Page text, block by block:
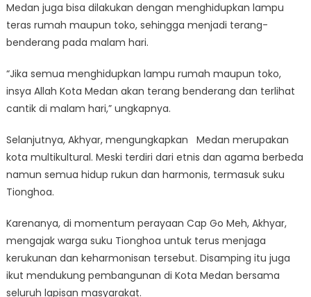
Medan juga bisa dilakukan dengan menghidupkan lampu
teras rumah maupun toko, sehingga menjadi terang-
benderang pada malam hari.
“Jika semua menghidupkan lampu rumah maupun toko,
insya Allah Kota Medan akan terang benderang dan terlihat
cantik di malam hari,” ungkapnya.
Selanjutnya, Akhyar, mengungkapkan Medan merupakan
kota multikultural. Meski terdiri dari etnis dan agama berbeda
namun semua hidup rukun dan harmonis, termasuk suku
Tionghoa.
Karenanya, di momentum perayaan Cap Go Meh, Akhyar,
mengajak warga suku Tionghoa untuk terus menjaga
kerukunan dan keharmonisan tersebut. Disamping itu juga
ikut mendukung pembangunan di Kota Medan bersama
seluruh lapisan masyarakat.